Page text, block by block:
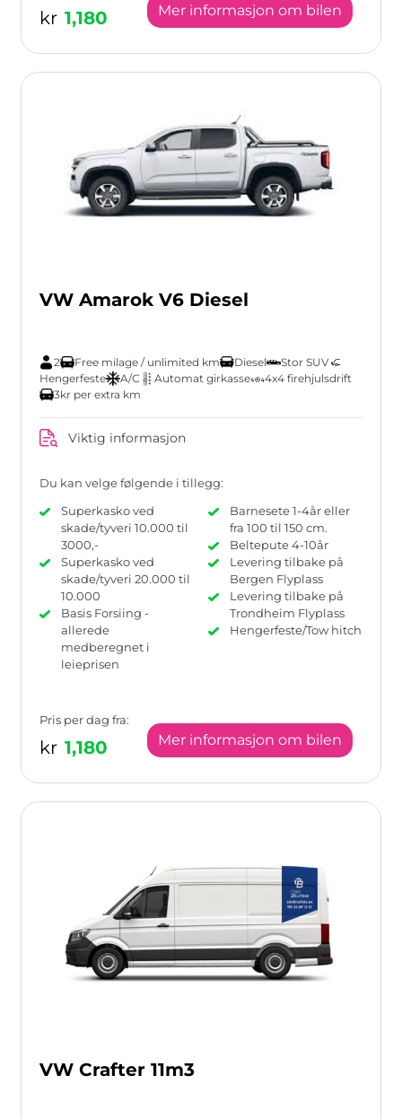
kr 1,180 Mer informasjon om bilen
VW Amarok V6 Diesel
2 Free milage / unlimited km Diesel
Stor SUV
Hengerfeste
A/C Automat girkasse
4x4 firehjulsdrift
3kr per extra km
Viktig informasjon
Du kan velge følgende i tillegg:
Superkasko ved
skade/tyveri 10.000 til
3000,-
Superkasko ved
skade/tyveri 20.000 til
10.000
Basis Forsiing -
allerede
medberegnet i
leieprisen
Barnesete 1-4år eller
fra 100 til 150 cm.
Beltepute 4-10år
Levering tilbake på
Bergen Flyplass
Levering tilbake på
Trondheim Flyplass
Hengerfeste/Tow hitch
Pris per dag fra:
kr 1,180 Mer informasjon om bilen
VW Crafter 11m3